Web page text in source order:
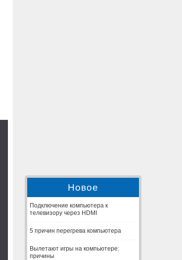
Новое
Подключение компьютера к
телевизору через HDMI
5 причин перегрева компьютера
Вылетают игры на компьютере:
причины